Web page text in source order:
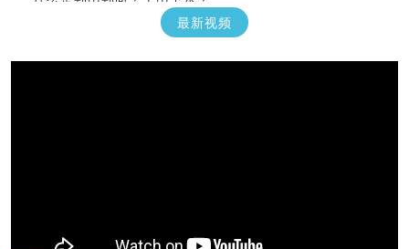
六爻算卦：我能面试升职吗？
预测开店怎么样
最新视频